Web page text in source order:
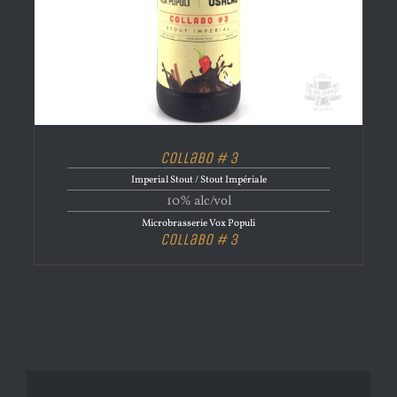
Collabo # 3
Imperial Stout / Stout Impériale
10% alc/vol
Microbrasserie Vox Populi
Collabo # 3